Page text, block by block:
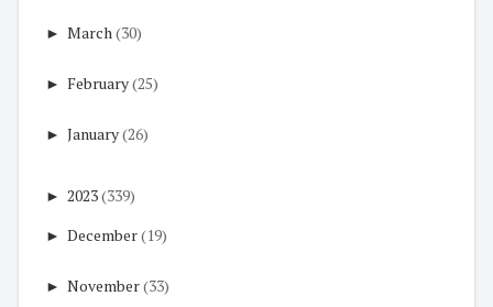
► March (30)
► February(25)
► January(26)
► 2023(339)
► December(19)
► November(33)